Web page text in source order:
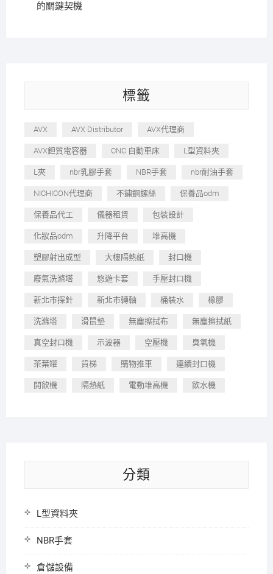
的關鍵契機
標籤
AVX AVX Distributor AVX代理商
AVX鉭質電容器 CNC 自動車床 L型資料夾
L夾 nbr乳膠手套 NBR手套 nbr耐油手套
NICHICON代理商 不鏽鋼螺絲 保養品odm
保養品代工 儀器租賃 包裝設計
化妝品odm 升降平台 堆高機
塑膠射出成型 大樓隔熱紙 封口機
廢氣洗滌塔 悠遊卡套 手壓封口機
新北市探針 新北市轉軸 桶裝水 橡膠
洗滌塔 滑鼠墊 無塵擦拭布 無塵擦拭紙
真空封口機 示波器 空壓機 臭氧機
茶葉罐 貨梯 購物推車 連續封口機
開飲機 隔熱紙 電動堆高機 飲水機
分類
L型資料夾
NBR手套
倉儲設備